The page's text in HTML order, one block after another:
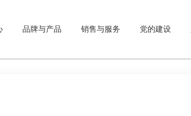
品牌与产品 销售与服务 党的建设